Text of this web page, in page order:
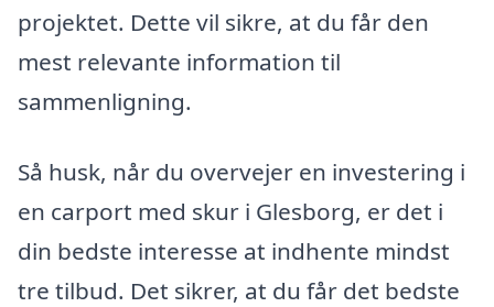
projektet. Dette vil sikre, at du får den
mest relevante information til
sammenligning.
Så husk, når du overvejer en investering i
en carport med skur i Glesborg, er det i
din bedste interesse at indhente mindst
tre tilbud. Det sikrer, at du får det bedste